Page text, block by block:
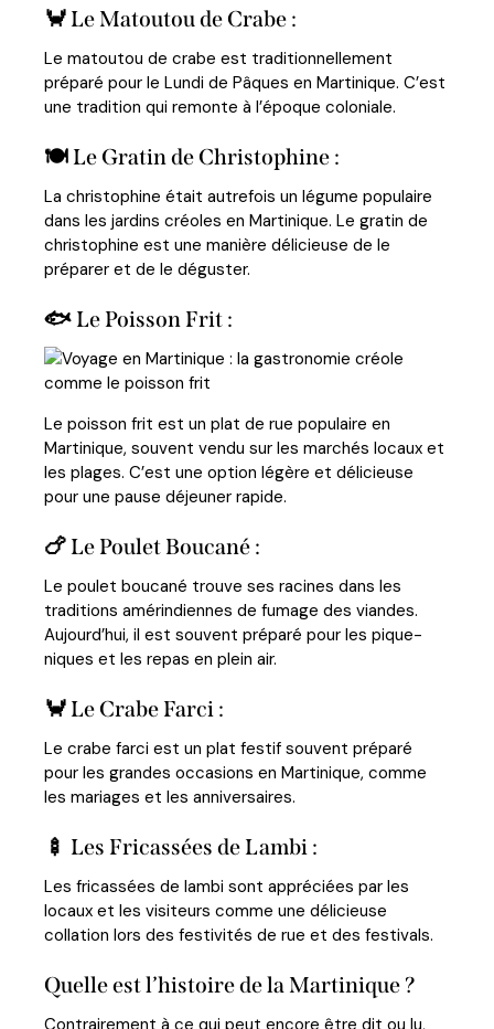
🦀 Le Matoutou de Crabe :
Le matoutou de crabe est traditionnellement
préparé pour le Lundi de Pâques en Martinique. C’est
une tradition qui remonte à l’époque coloniale.
🍽️ Le Gratin de Christophine :
La christophine était autrefois un légume populaire
dans les jardins créoles en Martinique. Le gratin de
christophine est une manière délicieuse de le
préparer et de le déguster.
🐟 Le Poisson Frit :
Le poisson frit est un plat de rue populaire en
Martinique, souvent vendu sur les marchés locaux et
les plages. C’est une option légère et délicieuse
pour une pause déjeuner rapide.
🍗 Le Poulet Boucané :
Le poulet boucané trouve ses racines dans les
traditions amérindiennes de fumage des viandes.
Aujourd’hui, il est souvent préparé pour les pique-
niques et les repas en plein air.
🦀 Le Crabe Farci :
Le crabe farci est un plat festif souvent préparé
pour les grandes occasions en Martinique, comme
les mariages et les anniversaires.
🍢 Les Fricassées de Lambi :
Les fricassées de lambi sont appréciées par les
locaux et les visiteurs comme une délicieuse
collation lors des festivités de rue et des festivals.
Quelle est l’histoire de la Martinique ?